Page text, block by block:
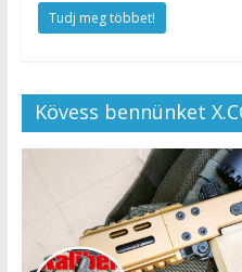
Tudj meg többet!
Kövess bennünket